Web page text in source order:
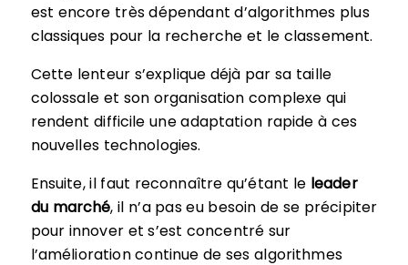
est encore très dépendant d’algorithmes plus
classiques pour la recherche et le classement.
Cette lenteur s’explique déjà par sa taille
colossale et son organisation complexe qui
rendent difficile une adaptation rapide à ces
nouvelles technologies.
Ensuite, il faut reconnaître qu’étant le leader
du marché, il n’a pas eu besoin de se précipiter
pour innover et s’est concentré sur
l’amélioration continue de ses algorithmes